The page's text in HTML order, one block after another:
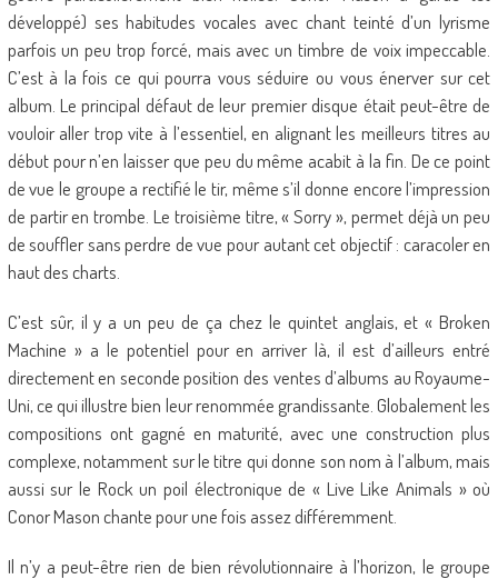
développé) ses habitudes vocales avec chant teinté d’un lyrisme
parfois un peu trop forcé, mais avec un timbre de voix impeccable.
C’est à la fois ce qui pourra vous séduire ou vous énerver sur cet
album. Le principal défaut de leur premier disque était peut-être de
vouloir aller trop vite à l’essentiel, en alignant les meilleurs titres au
début pour n’en laisser que peu du même acabit à la fin. De ce point
de vue le groupe a rectifié le tir, même s’il donne encore l’impression
de partir en trombe. Le troisième titre, « Sorry », permet déjà un peu
de souffler sans perdre de vue pour autant cet objectif : caracoler en
haut des charts.
C’est sûr, il y a un peu de ça chez le quintet anglais, et « Broken
Machine » a le potentiel pour en arriver là, il est d’ailleurs entré
directement en seconde position des ventes d’albums au Royaume-
Uni, ce qui illustre bien leur renommée grandissante. Globalement les
compositions ont gagné en maturité, avec une construction plus
complexe, notamment sur le titre qui donne son nom à l’album, mais
aussi sur le Rock un poil électronique de « Live Like Animals » où
Conor Mason chante pour une fois assez différemment.
Il n’y a peut-être rien de bien révolutionnaire à l’horizon, le groupe